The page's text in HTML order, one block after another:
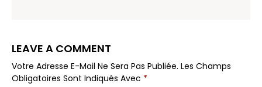
LEAVE A COMMENT
Votre Adresse E-Mail Ne Sera Pas Publiée. Les Champs
Obligatoires Sont Indiqués Avec *